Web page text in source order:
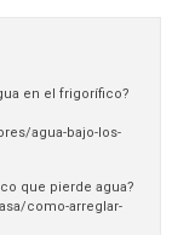
en el frigorífico?
agua-bajo-los-
que pierde agua?
como-arreglar-